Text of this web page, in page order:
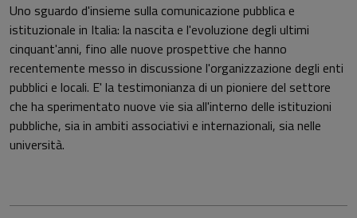
Uno sguardo d'insieme sulla comunicazione pubblica e
istituzionale in Italia: la nascita e l'evoluzione degli ultimi
cinquant'anni, fino alle nuove prospettive che hanno
recentemente messo in discussione l'organizzazione degli enti
pubblici e locali. E' la testimonianza di un pioniere del settore
che ha sperimentato nuove vie sia all'interno delle istituzioni
pubbliche, sia in ambiti associativi e internazionali, sia nelle
università.